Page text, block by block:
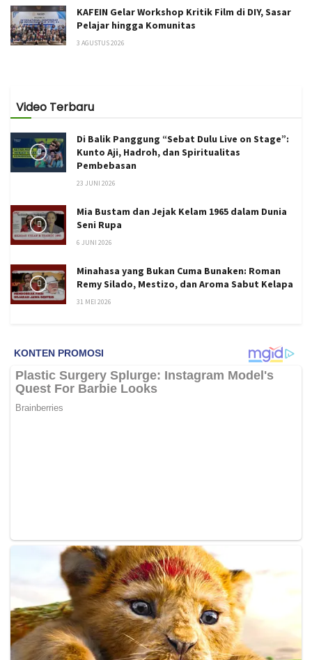
KAFEIN Gelar Workshop Kritik Film di DIY, Sasar
Pelajar hingga Komunitas
3 AGUSTUS 2026
Video Terbaru
Di Balik Panggung “Sebat Dulu Live on Stage”:
Kunto Aji, Hadroh, dan Spiritualitas
Pembebasan
23 JUNI 2026
Mia Bustam dan Jejak Kelam 1965 dalam Dunia
Seni Rupa
6 JUNI 2026
Minahasa yang Bukan Cuma Bunaken: Roman
Remy Silado, Mestizo, dan Aroma Sabut Kelapa
31 MEI 2026